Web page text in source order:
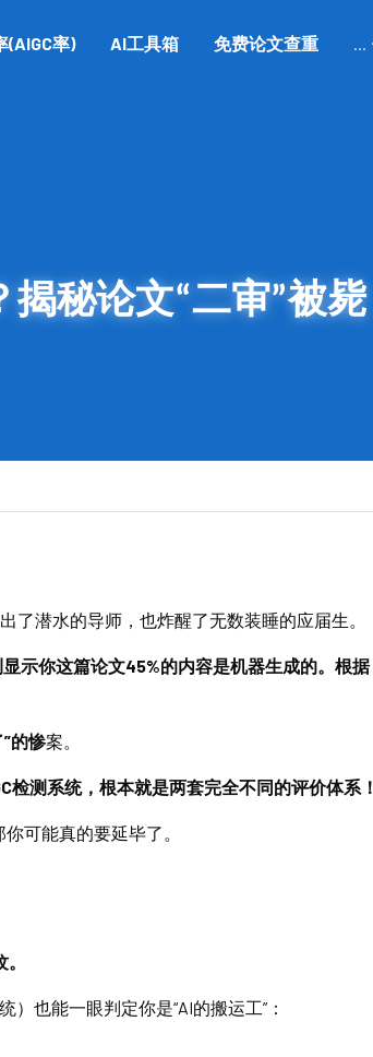
(AIGC率) AI工具箱 免费论文查重 …
秘论文“二审”被毙
了潜水的导师，也炸醒了无数装睡的应届生。
示你这篇论文45%的内容是机器生成的。根据
的惨案。
检测系统，根本就是两套完全不同的评价体系！
可能真的要延毕了。
也能一眼判定你是“AI的搬运工”：